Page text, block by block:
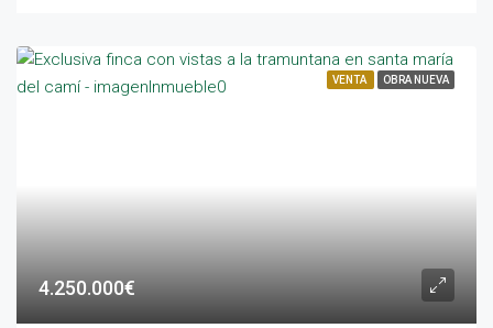
VENTA OBRA NUEVA
4.250.000€